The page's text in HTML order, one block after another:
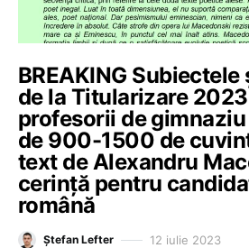
BREAKING Subiectele
de la Titularizare
profesorii de gimnaziu
de 900-1500 de
text de Alexandru
cerință pentru
română
Ștefan Lefter 12 iulie 2023